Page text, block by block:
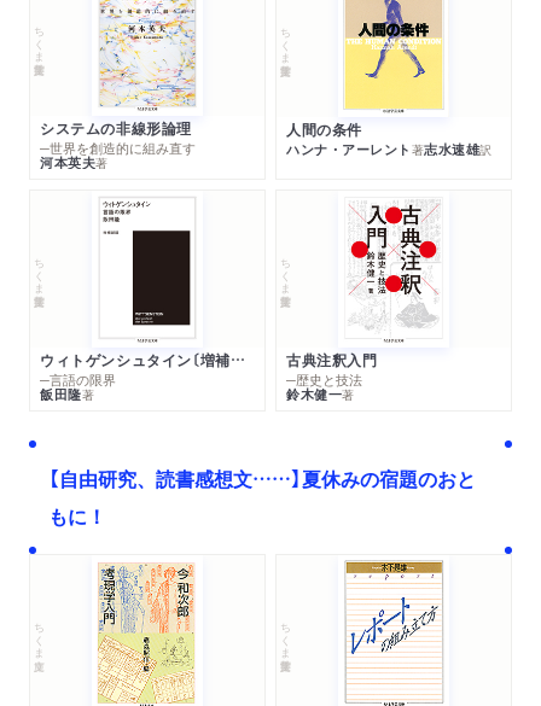
ちくま学芸文庫
システムの非線形論理
─世界を創造的に組み直す
河本英夫著
ちくま学芸文庫
人間の条件
ハンナ・アーレント 著志水速雄訳
ちくま学芸文庫
ウィトゲンシュタイン〔増補新版〕
─言語の限界
飯田隆著
ちくま学芸文庫
古典注釈入門
─歴史と技法
鈴木健一著
【自由研究、読書感想文……】夏休みの宿題のおと
もに！
ちくま文庫 ちくま学芸文庫